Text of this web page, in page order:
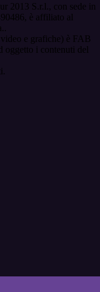
2013 S.r.l., con sede in
è affiliato al
e grafiche) è FAB
oggetto i contenuti del